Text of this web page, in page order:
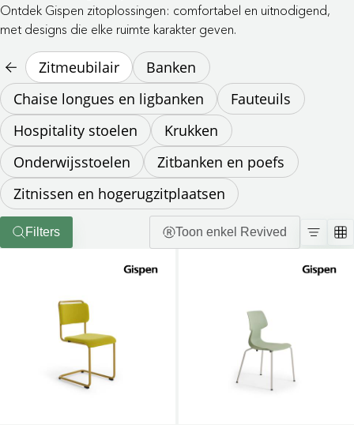
Ontdek Gispen zitoplossingen: comfortabel en uitnodigend,
met designs die elke ruimte karakter geven.
Zitmeubilair
Banken
Chaise longues en ligbanken
Fauteuils
Hospitality stoelen
Krukken
Onderwijsstoelen
Zitbanken en poefs
Zitnissen en hogerugzitplaatsen
Filters Toon enkel Revived